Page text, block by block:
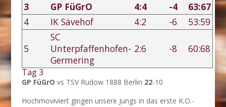
3
GP FüGrO 4:4 -4
63:67
4
IK Sävehof 4:2 -6 53:59
5
SC
Unterpfaffenhofen-
Germering
2:6 -8 60:68
Tag 3
GP FüGrO vs TSV Rudow 1888 Berlin 22-10
Hochmoviviert gingen unsere Jungs in das erste K.O.-